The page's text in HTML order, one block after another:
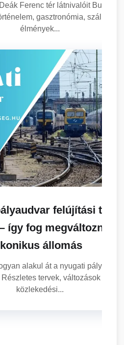
Ferenc tér látnivalóit
gasztronómia, szállás és
élmények...
felújítási
így fog megváltozni az
állomás
alakul át a nyugati
tervek, változások és
közlekedési...